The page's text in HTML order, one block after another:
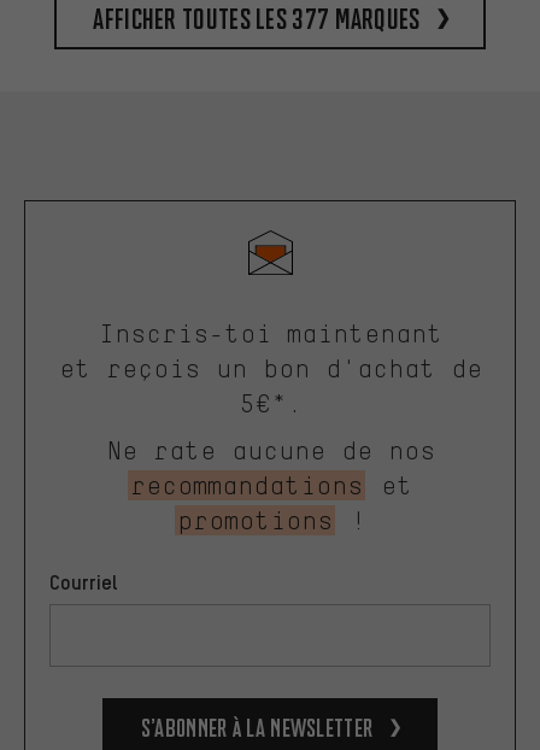
Afficher toutes les 377 marques
Inscris-toi maintenant
et reçois un bon d'achat de
5€*.
Ne rate aucune de nos
recommandations
et
promotions
!
Courriel
S’abonner à la newsletter